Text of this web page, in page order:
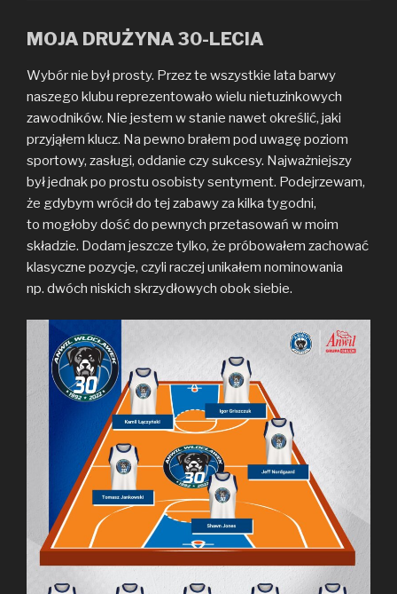
MOJA DRUŻYNA 30-LECIA
Wybór nie był prosty. Przez te wszystkie lata barwy
naszego klubu reprezentowało wielu nietuzinkowych
zawodników. Nie jestem w stanie nawet określić, jaki
przyjąłem klucz. Na pewno brałem pod uwagę poziom
sportowy, zasługi, oddanie czy sukcesy. Najważniejszy
był jednak po prostu osobisty sentyment. Podejrzewam,
że gdybym wrócił do tej zabawy za kilka tygodni,
to mogłoby dość do pewnych przetasowań w moim
składzie. Dodam jeszcze tylko, że próbowałem zachować
klasyczne pozycje, czyli raczej unikałem nominowania
np. dwóch niskich skrzydłowych obok siebie.